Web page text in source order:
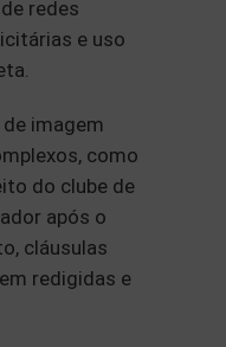
redes
e uso
imagem
como
do clube de
após o
cláusulas
redigidas e